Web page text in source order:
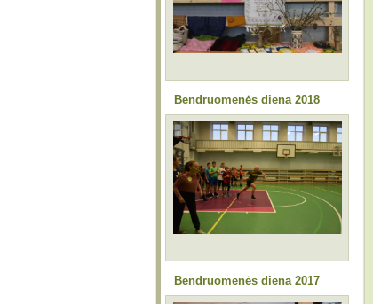
Bendruomenės diena 2018
Bendruomenės diena 2017